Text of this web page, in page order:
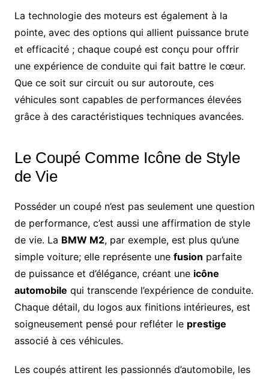
La technologie des moteurs est également à la
pointe, avec des options qui allient puissance brute
et efficacité ; chaque coupé est conçu pour offrir
une expérience de conduite qui fait battre le cœur.
Que ce soit sur circuit ou sur autoroute, ces
véhicules sont capables de performances élevées
grâce à des caractéristiques techniques avancées.
Le Coupé Comme Icône de Style
de Vie
Posséder un coupé n’est pas seulement une question
de performance, c’est aussi une affirmation de style
de vie. La BMW M2, par exemple, est plus qu’une
simple voiture; elle représente une fusion parfaite
de puissance et d’élégance, créant une icône
automobile qui transcende l’expérience de conduite.
Chaque détail, du logos aux finitions intérieures, est
soigneusement pensé pour refléter le prestige
associé à ces véhicules.
Les coupés attirent les passionnés d’automobile, les